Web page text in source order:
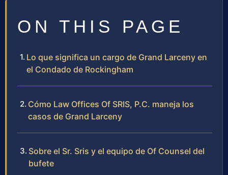
ON THIS PAGE
Lo que significa un cargo de Grand Larceny en
el Condado de Rockingham
Cómo Law Offices Of SRIS, P.C. maneja los
casos de Grand Larceny
Sobre el Sr. Sris y el equipo de Of Counsel del
bufete